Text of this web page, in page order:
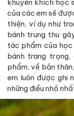
khuyến khích học
của các em sẽ
thiện, ví dụ như
bánh trung thu
tác phẩm của học
bánh trang
phẩm, về bản
em luôn được ghi
những điều nhỏ